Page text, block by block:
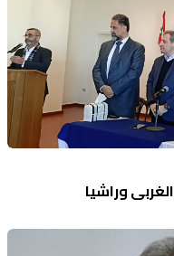
وراشيا